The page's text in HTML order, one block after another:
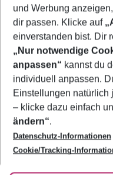
Footer
Footer navigation
Über uns
AGB
Bestpreisgarantie
Cookie-Einstellungen
Cookie-Richtlinie
Agenturbetreuung
Barrierefreies Reisen
Folge uns
und Werbung
dir passen. Klicke auf
einverstanden bist. Dir
„Nur notwendige
anpassen“ kannst du
individuell anpassen.
Einstellungen natürlich
– klicke dazu einfach
ändern“.
Datenschutz-Informationen
Cookie/Tracking-